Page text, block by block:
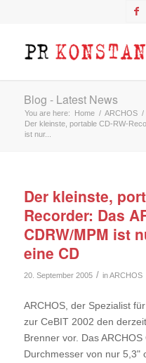
Blog - Latest News
You are here: Home / ARCHOS /
Der kleinste, portable CD-RW-
ist nur...
Der kleinste,
Recorder: Das
CDRW/MPM ist
eine CD
20. September 2005 / inARCHOS
ARCHOS, der Spezialist
zur CeBIT 2002 den
Brenner vor. Das
Durchmesser von nur 5,3"